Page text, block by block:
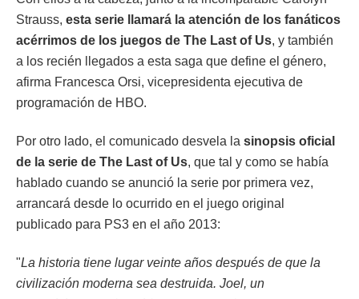
Strauss, esta serie llamará la atención de los fanáticos
acérrimos de los juegos de The Last of Us, y también
a los recién llegados a esta saga que define el género,
afirma Francesca Orsi, vicepresidenta ejecutiva de
programación de HBO.
Por otro lado, el comunicado desvela la sinopsis oficial
de la serie de The Last of Us, que tal y como se había
hablado cuando se anunció la serie por primera vez,
arrancará desde lo ocurrido en el juego original
publicado para PS3 en el año 2013:
"La historia tiene lugar veinte años después de que la
civilización moderna sea destruida. Joel, un